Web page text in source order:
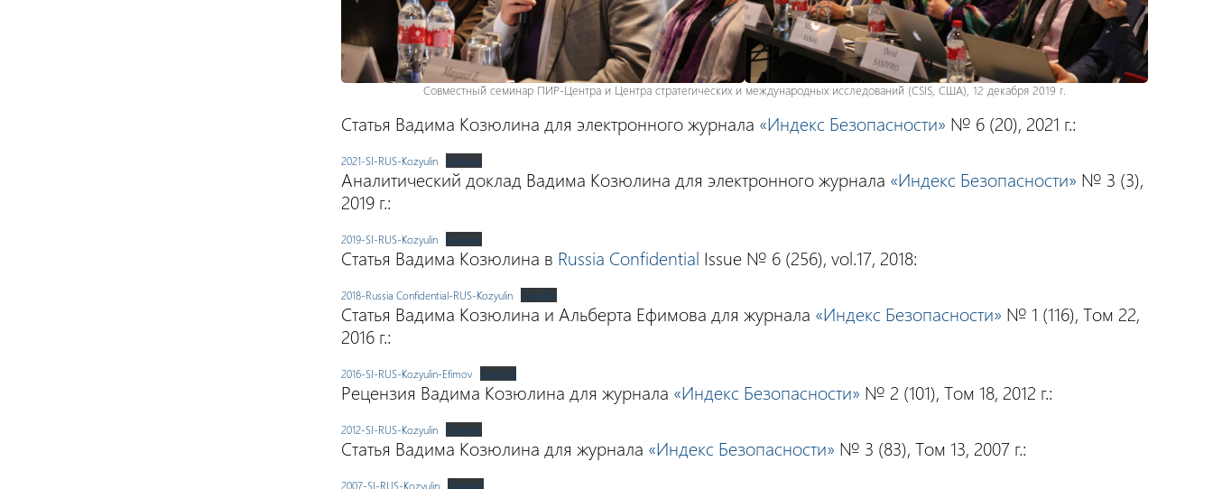
Совместный семинар ПИР-Центра и Центра стратегических и международных исследований (CSIS, США), 12 декабря 2019 г.
Статья Вадима Козюлина для электронного журнала «Индекс Безопасности» № 6 (20), 2021 г.:
2021-SI-RUS-Kozyulin Скачать
Аналитический доклад Вадима Козюлина для электронного журнала «Индекс Безопасности» № 3 (3),
2019 г.:
2019-SI-RUS-Kozyulin Скачать
Статья Вадима Козюлина в Russia Confidential Issue № 6 (256), vol.17, 2018:
2018-Russia Confidential-RUS-Kozyulin Скачать
Статья Вадима Козюлина и Альберта Ефимова для журнала «Индекс Безопасности» № 1 (116), Том 22,
2016 г.:
2016-SI-RUS-Kozyulin-Efimov Скачать
Рецензия Вадима Козюлина для журнала «Индекс Безопасности» № 2 (101), Том 18, 2012 г.:
2012-SI-RUS-Kozyulin Скачать
Статья Вадима Козюлина для журнала «Индекс Безопасности» № 3 (83), Том 13, 2007 г.:
2007-SI-RUS-Kozyulin Скачать